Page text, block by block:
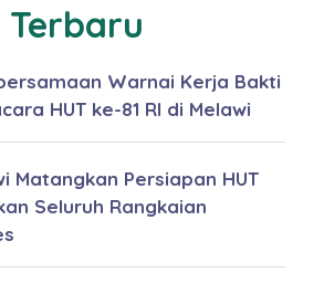
Terbaru
Warnai Kerja Bakti
HUT ke-81 RI di Melawi
Matangkan Persiapan HUT
Seluruh Rangkaian